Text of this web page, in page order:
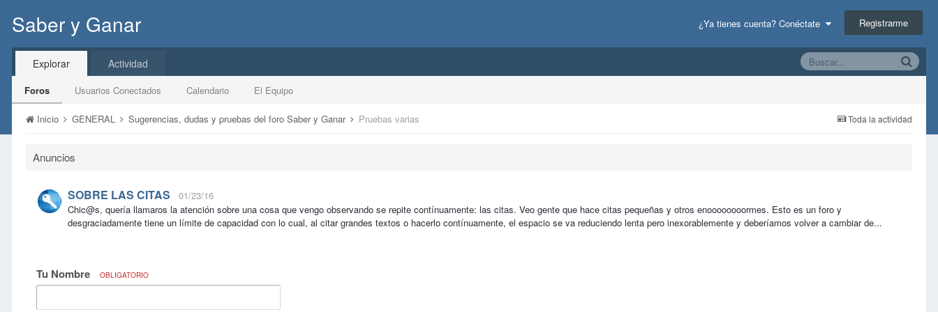
Saber y Ganar ¿Ya tienes cuenta? Conéctate Registrarme
Explorar
Foros Usuarios Conectados Calendario El Equipo
Actividad
Toda la actividad
Inicio GENERAL Sugerencias, dudas y pruebas del foro Saber y Ganar Pruebas varias
Anuncios
SOBRE LAS CITAS
01/23/16
Chic@s, quería llamaros la atención sobre una cosa que vengo observando se repite contínuamente: las citas. Veo gente que hace citas pequeñas y otros enoooooooormes. Esto es un foro y
desgraciadamente tiene un límite de capacidad con lo cual, al citar grandes textos o hacerlo contínuamente, el espacio se va reduciendo lenta pero inexorablemente y deberíamos volver a cambiar de...
Tu Nombre OBLIGATORIO